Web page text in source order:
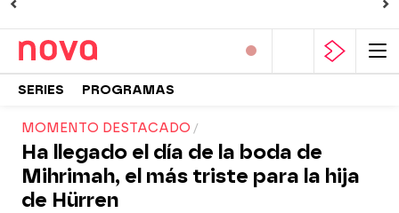
SERIES PROGRAMAS
MOMENTO DESTACADO
Ha llegado el día de la boda de
Mihrimah, el más triste para la hija
de Hürren